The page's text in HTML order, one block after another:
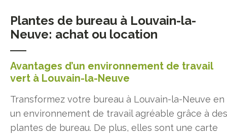
Plantes de bureau à Louvain-la-
Neuve: achat ou location
Avantages d’un environnement de travail
vert à Louvain-la-Neuve
Transformez votre bureau à Louvain-la-Neuve en
un environnement de travail agréable grâce à des
plantes de bureau. De plus, elles sont une carte